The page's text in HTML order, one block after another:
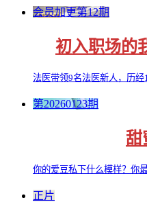
会员加更第12期
初入职场的
法医带领9名法医新人，历经
第20260123期
甜
你的爱豆私下什么模样？你最
正片